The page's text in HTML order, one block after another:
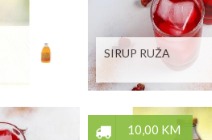
SIRUP RUŽA
10,00 KM